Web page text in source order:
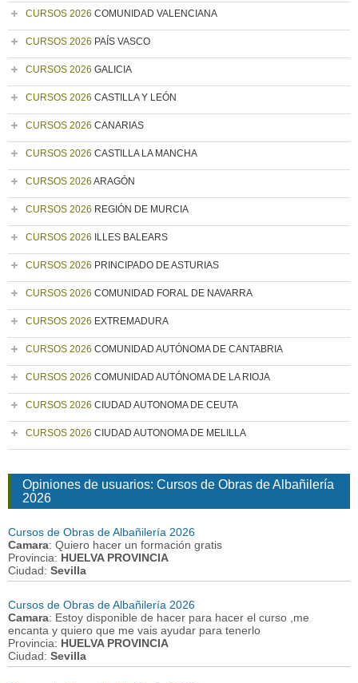
CURSOS 2026 COMUNIDAD VALENCIANA
CURSOS 2026 PAÍS VASCO
CURSOS 2026 GALICIA
CURSOS 2026 CASTILLA Y LEÓN
CURSOS 2026 CANARIAS
CURSOS 2026 CASTILLA LA MANCHA
CURSOS 2026 ARAGÓN
CURSOS 2026 REGIÓN DE MURCIA
CURSOS 2026 ILLES BALEARS
CURSOS 2026 PRINCIPADO DE ASTURIAS
CURSOS 2026 COMUNIDAD FORAL DE NAVARRA
CURSOS 2026 EXTREMADURA
CURSOS 2026 COMUNIDAD AUTÓNOMA DE CANTABRIA
CURSOS 2026 COMUNIDAD AUTÓNOMA DE LA RIOJA
CURSOS 2026 CIUDAD AUTONOMA DE CEUTA
CURSOS 2026 CIUDAD AUTONOMA DE MELILLA
Opiniones de usuarios: Cursos de Obras de Albañilería
2026
Cursos de Obras de Albañilería 2026
Camara: Quiero hacer un formación gratis
Provincia: HUELVA PROVINCIA
Ciudad: Sevilla
Cursos de Obras de Albañilería 2026
Camara: Estoy disponible de hacer para hacer el curso ,me
encanta y quiero que me vais ayudar para tenerlo
Provincia: HUELVA PROVINCIA
Ciudad: Sevilla